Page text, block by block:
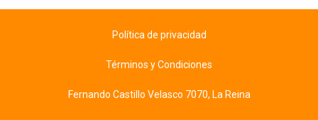
Política de privacidad
Términos y Condiciones
Fernando Castillo Velasco 7070, La Reina